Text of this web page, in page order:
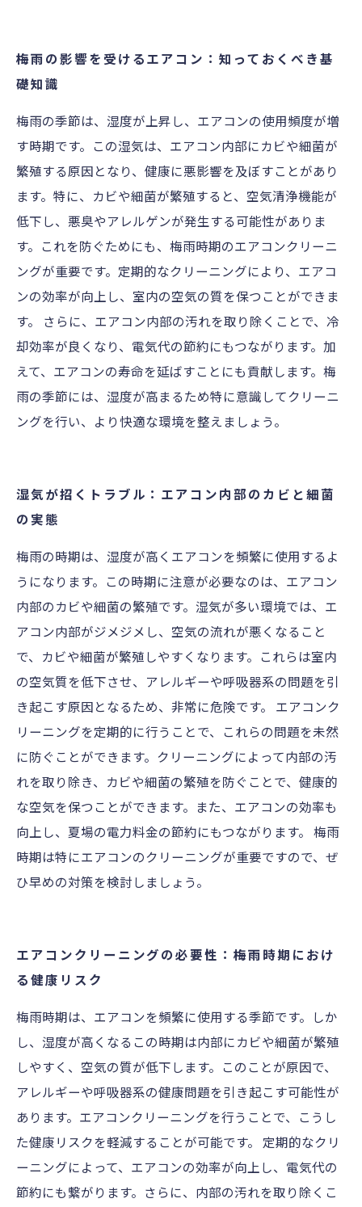
のポイント
クリーニングで得られるメリット：快適な空間
の実現
エアコンの寿命を延ばす：クリーニングの長期
的な効果
梅雨を乗り切る知恵：エアコンクリーニングで
健康を守ろう
梅雨の影響を受けるエアコン：知っておくべき基
礎知識
梅雨の季節は、湿度が上昇し、エアコンの使用頻度が増
す時期です。この湿気は、エアコン内部にカビや細菌が
繁殖する原因となり、健康に悪影響を及ぼすことがあり
ます。特に、カビや細菌が繁殖すると、空気清浄機能が
低下し、悪臭やアレルゲンが発生する可能性がありま
す。これを防ぐためにも、梅雨時期のエアコンクリーニ
ングが重要です。定期的なクリーニングにより、エアコ
ンの効率が向上し、室内の空気の質を保つことができま
す。 さらに、エアコン内部の汚れを取り除くことで、冷
却効率が良くなり、電気代の節約にもつながります。加
えて、エアコンの寿命を延ばすことにも貢献します。梅
雨の季節には、湿度が高まるため特に意識してクリーニ
ングを行い、より快適な環境を整えましょう。
湿気が招くトラブル：エアコン内部のカビと細菌
の実態
梅雨の時期は、湿度が高くエアコンを頻繁に使用するよ
うになります。この時期に注意が必要なのは、エアコン
内部のカビや細菌の繁殖です。湿気が多い環境では、エ
アコン内部がジメジメし、空気の流れが悪くなること
で、カビや細菌が繁殖しやすくなります。これらは室内
の空気質を低下させ、アレルギーや呼吸器系の問題を引
き起こす原因となるため、非常に危険です。 エアコンク
リーニングを定期的に行うことで、これらの問題を未然
に防ぐことができます。クリーニングによって内部の汚
れを取り除き、カビや細菌の繁殖を防ぐことで、健康的
な空気を保つことができます。また、エアコンの効率も
向上し、夏場の電力料金の節約にもつながります。 梅雨
時期は特にエアコンのクリーニングが重要ですので、ぜ
ひ早めの対策を検討しましょう。
エアコンクリーニングの必要性：梅雨時期におけ
る健康リスク
梅雨時期は、エアコンを頻繁に使用する季節です。しか
し、湿度が高くなるこの時期は内部にカビや細菌が繁殖
しやすく、空気の質が低下します。このことが原因で、
アレルギーや呼吸器系の健康問題を引き起こす可能性が
あります。エアコンクリーニングを行うことで、こうし
た健康リスクを軽減することが可能です。 定期的なクリ
ーニングによって、エアコンの効率が向上し、電気代の
節約にも繋がります。さらに、内部の汚れを取り除くこ